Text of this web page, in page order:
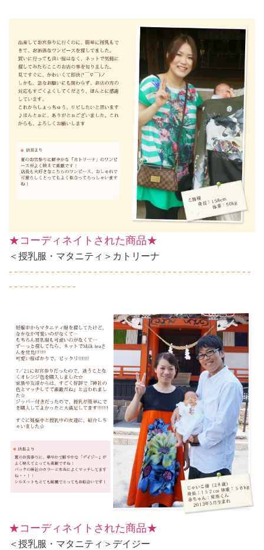
★コーディネイトされた商品★
＜授乳服・マタニティ＞カトリーナ
- - - - - - - - - - - - - - - - - - - - - - - - - - - - - - - - - - - - - - - - - - - - - -
- - - - - - - - - - - - -
★コーディネイトされた商品★
＜授乳服・マタニティ＞デイジー